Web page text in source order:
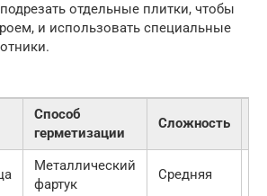
отдельные плитки, чтобы
и использовать специальные
Способ
герметизации
Сложность
Металлический
фартук
Средняя